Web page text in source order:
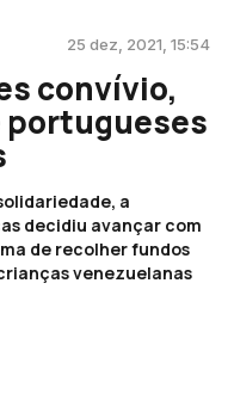
25 dez, 2021, 15:54
convívio,
portugueses
a
decidiu avançar com
de recolher fundos
venezuelanas